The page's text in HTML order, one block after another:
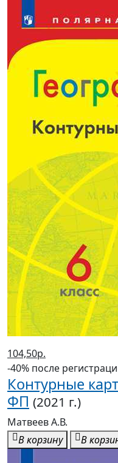
104,50р.
-40% после регистрации
Контурные
ФП (2021 г.)
Матвеев А.В.
В корзину